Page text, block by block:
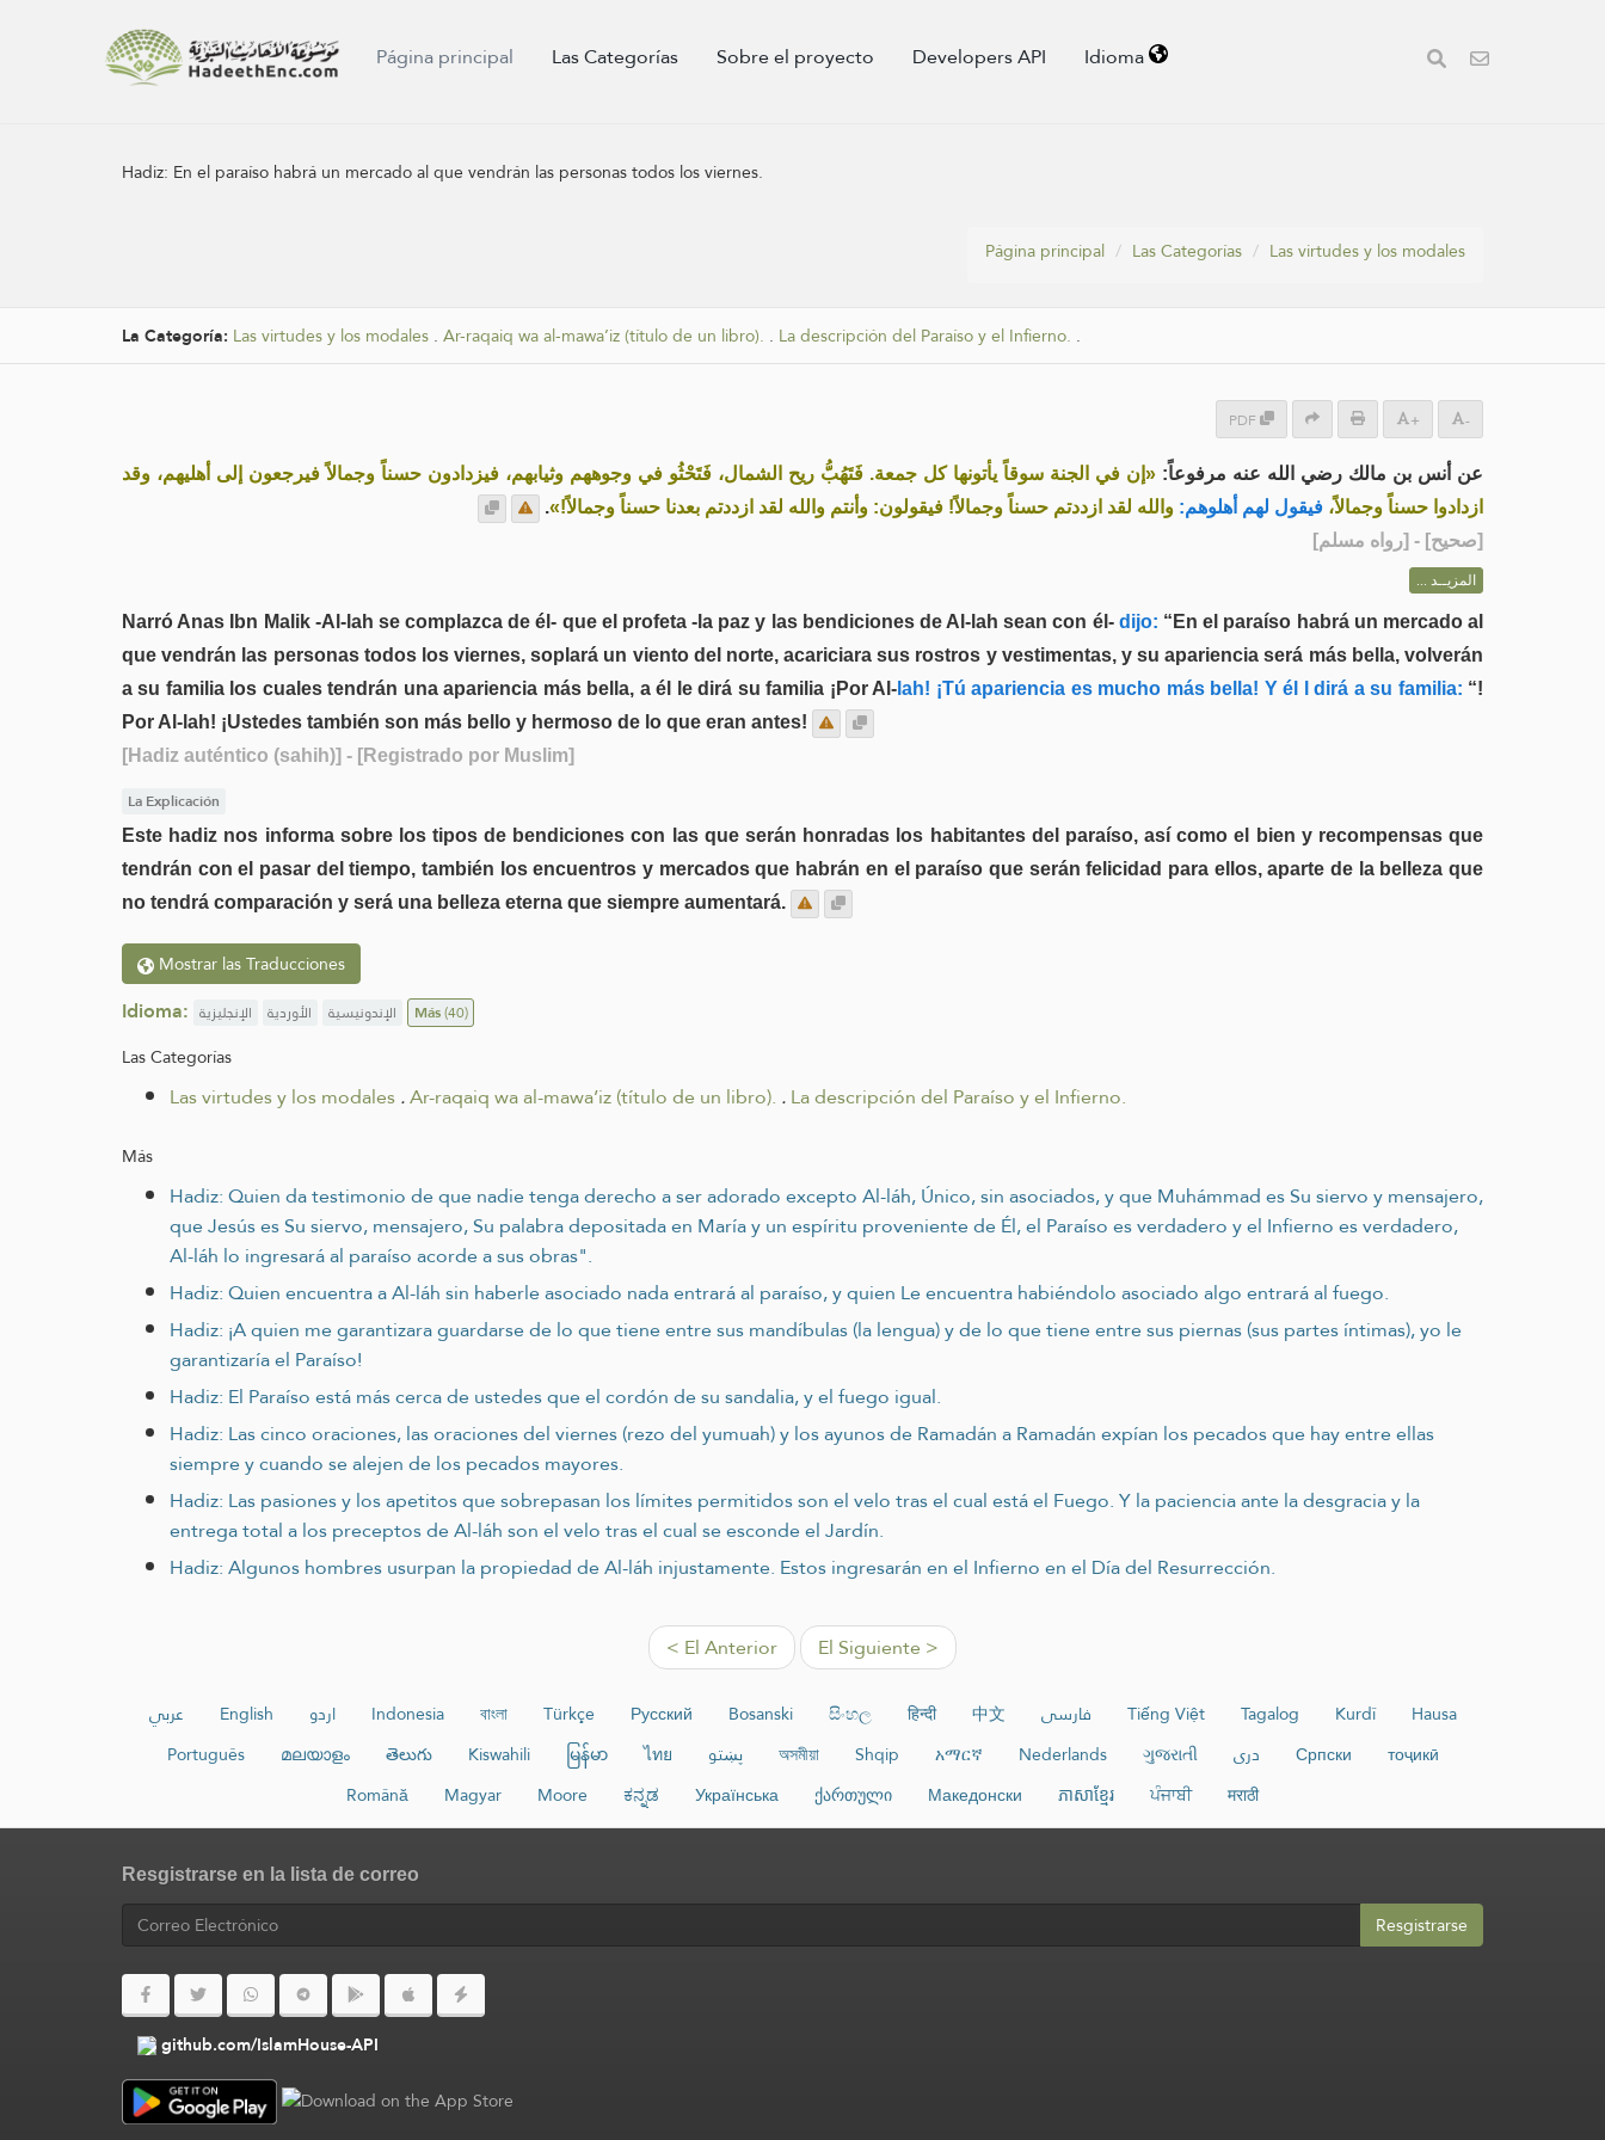
Página principal Las Categorías Sobre el proyecto Developers API Idioma
Hadiz: En el paraíso habrá un mercado al que vendrán las personas todos los viernes.
Página principal Las Categorías Las virtudes y los modales
La Categoría: Las virtudes y los modales . Ar-raqaiq wa al-mawa’iz (título de un libro). . La descripción del Paraíso y el Infierno. .
PDF + -
عن أنس بن مالك رضي الله عنه مرفوعاً: «إن في الجنة سوقاً يأتونها كل جمعة. فَتَهُبُّ ريح الشمال، فَتَحْثُو في وجوههم وثيابهم، فيزدادون حسناً وجمالاً فيرجعون إلى أهليهم، وقد
ازدادوا حسناً وجمالاً، فيقول لهم أهلوهم: والله لقد ازددتم حسناً وجمالاً! فيقولون: وأنتم والله لقد ازددتم بعدنا حسناً وجمالاً!».
[صحيح] - [رواه مسلم]
المزيــد ...
Narró Anas Ibn Malik -Al-lah se complazca de él- que el profeta -la paz y las bendiciones de Al-lah sean con él-dijo: “En el paraíso habrá un mercado al
que vendrán las personas todos los viernes, soplará un viento del norte, acariciara sus rostros y vestimentas, y su apariencia será más bella, volverán
a su familia los cuales tendrán una apariencia más bella, a él le dirá su familia ¡Por Al- lah! ¡Tú apariencia es mucho más bella! Y él l dirá a su familia: “!
Por Al-lah! ¡Ustedes también son más bello y hermoso de lo que eran antes!
[Hadiz auténtico (sahih)] - [Registrado por Muslim]
La Explicación
Este hadiz nos informa sobre los tipos de bendiciones con las que serán honradas los habitantes del paraíso, así como el bien y recompensas que
tendrán con el pasar del tiempo, también los encuentros y mercados que habrán en el paraíso que serán felicidad para ellos, aparte de la belleza que
no tendrá comparación y será una belleza eterna que siempre aumentará.
Mostrar las Traducciones
Idioma: الإنجليزية الأوردية الإندونيسية Más(40)
Las Categorías
Las virtudes y los modales.Ar-raqaiq wa al-mawa’iz (título de un libro). .La descripción del Paraíso y el Infierno.
Más
Hadiz: Quien da testimonio de que nadie tenga derecho a ser adorado excepto Al-láh, Único, sin asociados, y que Muhámmad es Su siervo y mensajero,
que Jesús es Su siervo, mensajero, Su palabra depositada en María y un espíritu proveniente de Él, el Paraíso es verdadero y el Infierno es verdadero,
Al-láh lo ingresará al paraíso acorde a sus obras".
Hadiz: Quien encuentra a Al-láh sin haberle asociado nada entrará al paraíso, y quien Le encuentra habiéndolo asociado algo entrará al fuego.
Hadiz: ¡A quien me garantizara guardarse de lo que tiene entre sus mandíbulas (la lengua) y de lo que tiene entre sus piernas (sus partes íntimas), yo le
garantizaría el Paraíso!
Hadiz: El Paraíso está más cerca de ustedes que el cordón de su sandalia, y el fuego igual.
Hadiz: Las cinco oraciones, las oraciones del viernes (rezo del yumuah) y los ayunos de Ramadán a Ramadán expían los pecados que hay entre ellas
siempre y cuando se alejen de los pecados mayores.
Hadiz: Las pasiones y los apetitos que sobrepasan los límites permitidos son el velo tras el cual está el Fuego. Y la paciencia ante la desgracia y la
entrega total a los preceptos de Al-láh son el velo tras el cual se esconde el Jardín.
Hadiz: Algunos hombres usurpan la propiedad de Al-láh injustamente. Estos ingresarán en el Infierno en el Día del Resurrección.
< El Anterior El Siguiente >
عربي English اردو Indonesia বাংলা Türkçe Русский Bosanski සිංහල हिन्दी 中文 فارسی Tiếng Việt Tagalog Kurdî
Hausa
Português
മലയാളം తెలుగు Kiswahili မြန်မာ ไทย پښتو অসমীয়া Shqip አማርኛ Nederlands ગુજરાતી دری Српски
тоҷикӣ
Română
Magyar Moore ಕನ್ನಡ Українська ქართული Македонски ភាសាខ្មែរ ਪੰਜਾਬੀ मराठी
Resgistrarse en la lista de correo
Resgistrarse
github.com/IslamHouse-API